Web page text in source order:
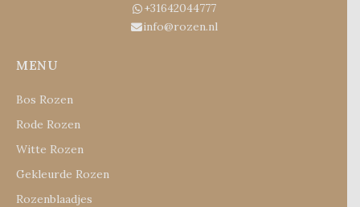
+31642044777
info@rozen.nl
MENU
Bos Rozen
Rode Rozen
Witte Rozen
Gekleurde Rozen
Rozenblaadjes